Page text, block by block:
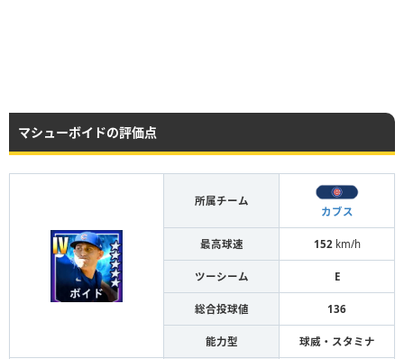
マシューボイドの評価点
所属チーム
カブス
最高球速 152 km/h
ツーシーム E
総合投球値 136
能力型 球威・スタミナ